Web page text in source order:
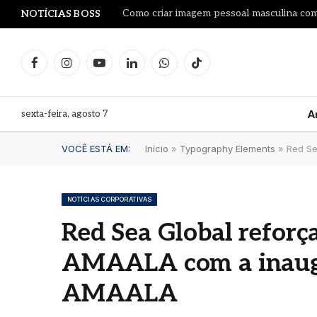
NOTÍCIAS BOSS Como criar imagem pessoal masculina
FacebookInstagramYouTubeLinkedInWhatsAppTikTok
sexta-feira, agosto 7
VOCÊ ESTÁ EM: Início » Typography Elements » Red
NOTÍCIAS CORPORATIVAS
Red Sea Global
AMAALA com a
AMAALA
Le